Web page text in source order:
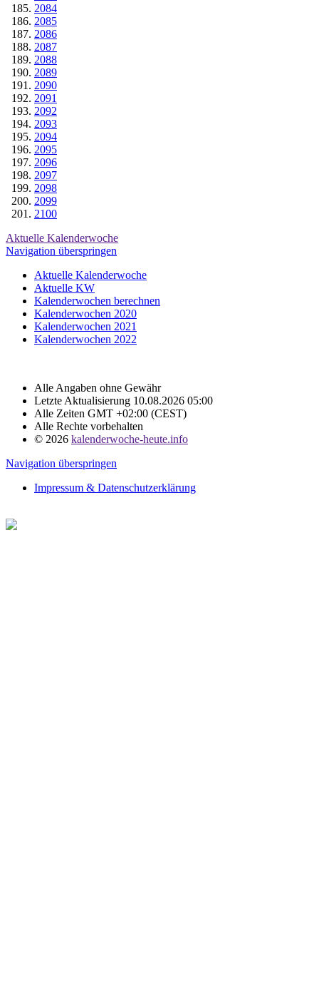
2084
2085
2086
2087
2088
2089
2090
2091
2092
2093
2094
2095
2096
2097
2098
2099
2100
Aktuelle Kalenderwoche
Navigation überspringen
Aktuelle Kalenderwoche
Aktuelle KW
Kalenderwochen berechnen
Kalenderwochen 2020
Kalenderwochen 2021
Kalenderwochen 2022
Alle Angaben ohne Gewähr
Letzte Aktualisierung 10.08.2026 05:00
Alle Zeiten GMT +02:00 (CEST)
Alle Rechte vorbehalten
© 2026 kalenderwoche-heute.info
Navigation überspringen
Impressum & Datenschutzerklärung